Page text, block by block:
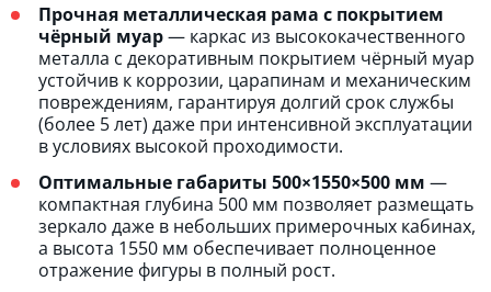
Прочная металлическая рама с покрытием
чёрный муар— каркас из высококачественного
металла с декоративным покрытием чёрный муар
устойчив к коррозии, царапинам и механическим
повреждениям, гарантируя долгий срок службы
(более 5 лет) даже при интенсивной эксплуатации
в условиях высокой проходимости.
Оптимальные габариты 500×1550×500 мм —
компактная глубина 500 мм позволяет размещать
зеркало даже в небольших примерочных кабинах,
а высота 1550 мм обеспечивает полноценное
отражение фигуры в полный рост.